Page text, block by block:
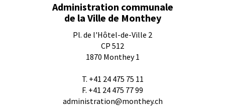
Administration communale
de la Ville de Monthey
Pl. de l'Hôtel-de-Ville 2
CP 512
1870 Monthey 1
T. +41 24 475 75 11
F. +41 24 475 77 99
administration@monthey.ch